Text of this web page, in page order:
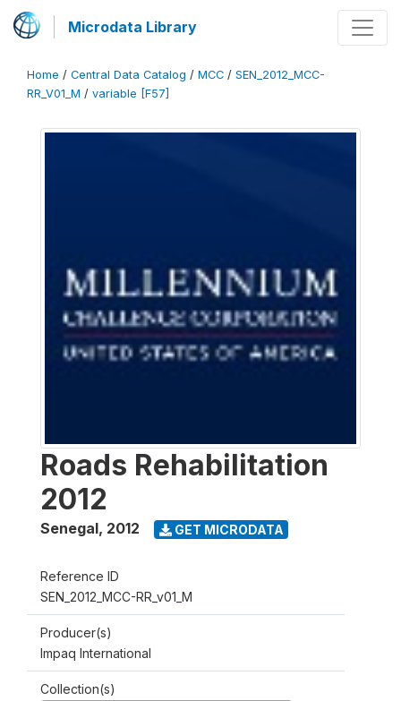
Microdata Library
Home / Central Data Catalog / MCC / SEN_2012_MCC-
RR_V01_M / variable [F57]
Roads Rehabilitation
2012
Senegal, 2012 GET MICRODATA
Reference ID
SEN_2012_MCC-RR_v01_M
Producer(s)
Impaq International
Collection(s)